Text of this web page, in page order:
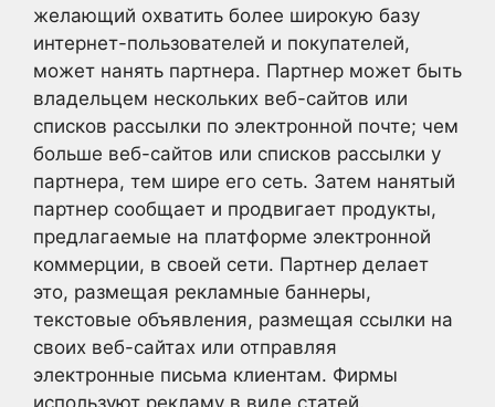
желающий охватить более широкую базу
интернет-пользователей и покупателей,
может нанять партнера. Партнер может быть
владельцем нескольких веб-сайтов или
списков рассылки по электронной почте; чем
больше веб-сайтов или списков рассылки у
партнера, тем шире его сеть. Затем нанятый
партнер сообщает и продвигает продукты,
предлагаемые на платформе электронной
коммерции, в своей сети. Партнер делает
это, размещая рекламные баннеры,
текстовые объявления, размещая ссылки на
своих веб-сайтах или отправляя
электронные письма клиентам. Фирмы
используют рекламу в виде статей,